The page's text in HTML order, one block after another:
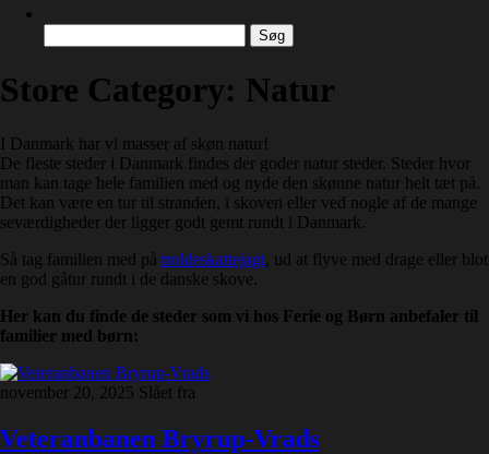
efter:
Store Category: Natur
I Danmark har vi masser af skøn natur!
De fleste steder i Danmark findes der goder natur steder. Steder hvor
man kan tage hele familien med og nyde den skønne natur helt tæt på.
Det kan være en tur til stranden, i skoven eller ved nogle af de mange
seværdigheder der ligger godt gemt rundt i Danmark.
Så tag familien med på troldeskattejagt, ud at flyve med drage eller blot
en god gåtur rundt i de danske skove.
Her kan du finde de steder som vi hos Ferie og Børn anbefaler til
familier med børn:
november 20, 2025 Slået fra
Veteranbanen Bryrup-Vrads